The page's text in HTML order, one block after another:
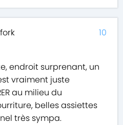
endroit surprenant, un
vraiment juste
au milieu du
belles assiettes
très sympa.
10